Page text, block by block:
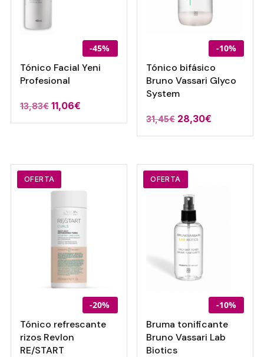
-45%
Tónico Facial Yeni
Profesional
13,83€ 11,06€
-10%
Tónico bifásico
Bruno Vassari Glyco
System
31,45€ El
precio
era:
31,45€.
28,30€
precio
es:
OFERTA
-20%
Tónico refrescante
rizos Revlon
RE/START
OFERTA
-10%
Bruma tonificante
Bruno Vassari Lab
Biotics